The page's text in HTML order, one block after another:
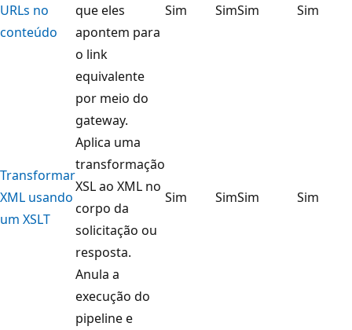
URLs no
conteúdo
que eles
apontem para
o link
equivalente
por meio do
gateway.
Sim SimSim Sim
Transformar
XML usando
um XSLT
Aplica uma
transformação
XSL ao XML no
corpo da
solicitação ou
resposta.
Sim SimSim Sim
Anula a
execução do
pipeline e